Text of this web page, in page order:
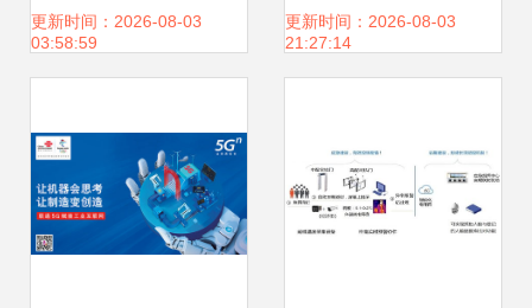
2017年度“可信云
更新时间：2026-08-03
03:58:59
革新筑牢网络空间
更新时间：2026-08-03
21:27:14